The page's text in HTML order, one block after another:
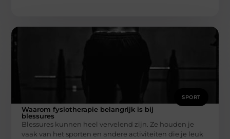
SPORT
Waarom fysiotherapie belangrijk is bij
blessures
Blessures kunnen heel vervelend zijn. Ze houden je
vaak van het sporten en andere activiteiten die je leuk